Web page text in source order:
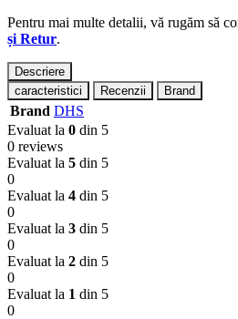
Pentru mai multe detalii, vă rugăm să
și Retur.
Descriere
caracteristici
Recenzii Brand
Brand DHS
Evaluat la 0 din 5
0 reviews
Evaluat la 5 din 5
0
Evaluat la 4 din 5
0
Evaluat la 3 din 5
0
Evaluat la 2 din 5
0
Evaluat la 1 din 5
0